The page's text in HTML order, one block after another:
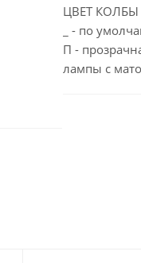
ЦВЕТ
_ - по
П -
лампы с